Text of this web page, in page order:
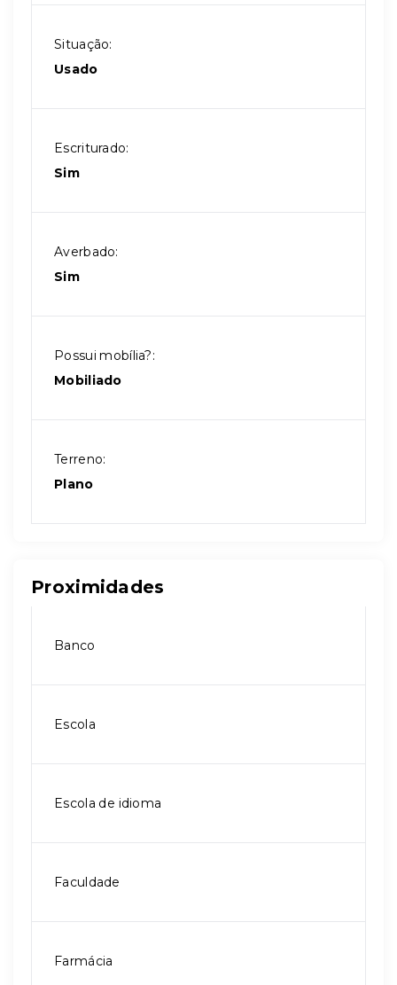
Situação:
Usado
Escriturado:
Sim
Averbado:
Sim
Possui mobília?:
Mobiliado
Terreno:
Plano
Proximidades
Banco
Escola
Escola de idioma
Faculdade
Farmácia